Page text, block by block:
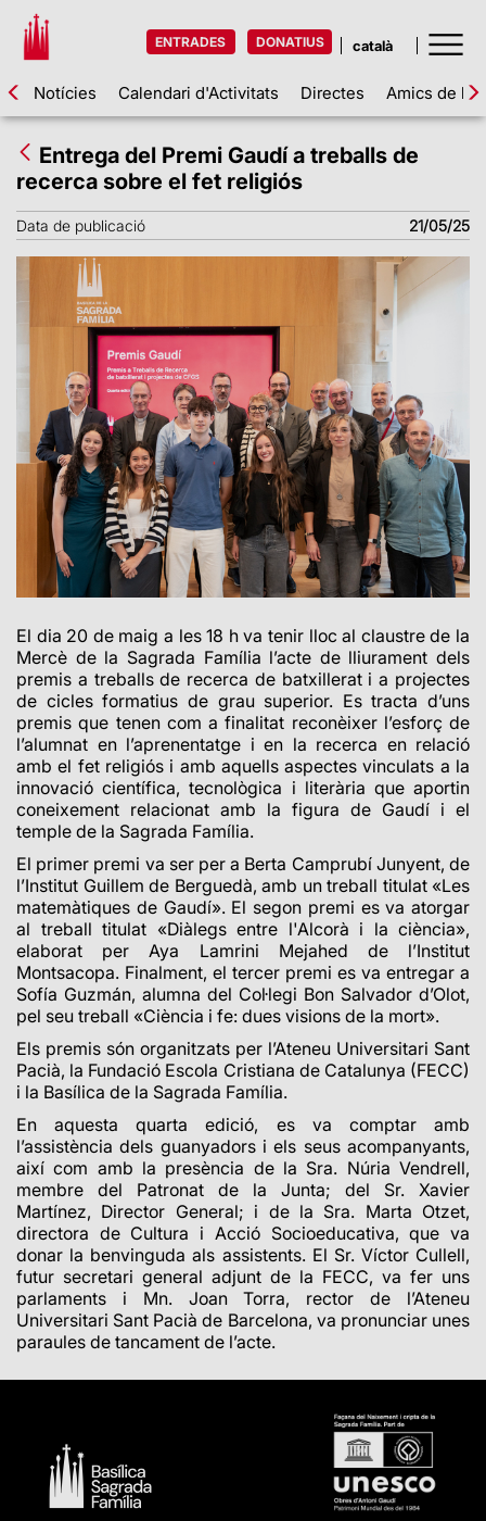
ENTRADES DONATIUS
Notícies Calendari d'Activitats Directes Amics de la
Entrega del Premi Gaudí a treballs de
recerca sobre el fet religiós
Data de publicació 21/05/25
El dia 20 de maig a les 18 h va tenir lloc al claustre de la
Mercè de la Sagrada Família l’acte de lliurament dels
premis a treballs de recerca de batxillerat i a projectes
de cicles formatius de grau superior. Es tracta d’uns
premis que tenen com a finalitat reconèixer l’esforç de
l’alumnat en l’aprenentatge i en la recerca en relació
amb el fet religiós i amb aquells aspectes vinculats a la
innovació científica, tecnològica i literària que aportin
coneixement relacionat amb la figura de Gaudí i el
temple de la Sagrada Família.
El primer premi va ser per a Berta Camprubí Junyent, de
l’Institut Guillem de Berguedà, amb un treball titulat «Les
matemàtiques de Gaudí». El segon premi es va atorgar
al treball titulat «Diàlegs entre l'Alcorà i la ciència»,
elaborat per Aya Lamrini Mejahed de l’Institut
Montsacopa. Finalment, el tercer premi es va entregar a
Sofía Guzmán, alumna del Col·legi Bon Salvador d’Olot,
pel seu treball «Ciència i fe: dues visions de la mort».
Els premis són organitzats per l’Ateneu Universitari Sant
Pacià, la Fundació Escola Cristiana de Catalunya (FECC)
i la Basílica de la Sagrada Família.
En aquesta quarta edició, es va comptar amb
l’assistència dels guanyadors i els seus acompanyants,
així com amb la presència de la Sra. Núria Vendrell,
membre del Patronat de la Junta; del Sr. Xavier
Martínez, Director General; i de la Sra. Marta Otzet,
directora de Cultura i Acció Socioeducativa, que va
donar la benvinguda als assistents. El Sr. Víctor Cullell,
futur secretari general adjunt de la FECC, va fer uns
parlaments i Mn. Joan Torra, rector de l’Ateneu
Universitari Sant Pacià de Barcelona, va pronunciar unes
paraules de tancament de l’acte.